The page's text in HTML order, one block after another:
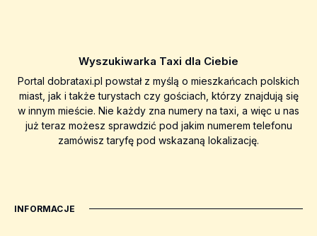
Wyszukiwarka Taxi dla Ciebie
Portal dobrataxi.pl powstał z myślą o mieszkańcach polskich
miast, jak i także turystach czy gościach, którzy znajdują się
w innym mieście. Nie każdy zna numery na taxi, a więc u nas
już teraz możesz sprawdzić pod jakim numerem telefonu
zamówisz taryfę pod wskazaną lokalizację.
INFORMACJE